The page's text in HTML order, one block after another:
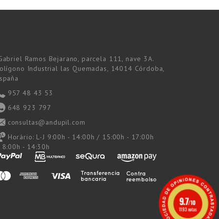
Ramos Bejarano, parcela 111, nave 3A.
Industrial las Quemadas, 14014 Córdoba,
957 48 43 53
648 923 797
consultas@andupil.com
Horário: L-J 9:00h - 14:00h / 15:00h - 17:00h
8:00h - 14:30h
9.7/10
1193 notas